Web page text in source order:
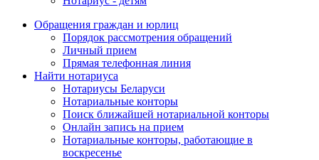
Обращения граждан и юрлиц
Порядок рассмотрения обращений
Личный прием
Прямая телефонная линия
Найти нотариуса
Нотариусы Беларуси
Нотариальные конторы
Поиск ближайшей нотариальной конторы
Онлайн запись на прием
Нотариальные конторы, работающие в
воскресенье